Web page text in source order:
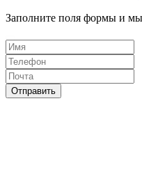
Заполните поля формы и
Отправить